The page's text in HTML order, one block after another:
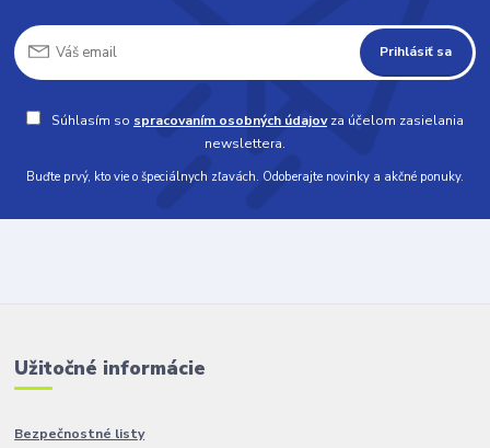
Prihlásiť sa
Súhlasím so spracovaním osobných údajovza účelom zasielania
newslettera.
Buďte prvý, kto vie o špeciálnych zľavách. Odoberajte novinky a akčné ponuky.
Užitočné informácie
Bezpečnostné listy